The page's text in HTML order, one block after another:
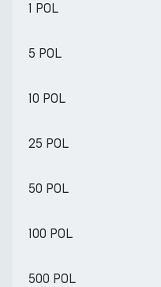
1 POL
5 POL
10 POL
25 POL
50 POL
100 POL
500 POL